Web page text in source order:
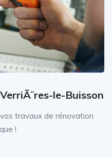
le-Buisson
travaux de rénovation
!